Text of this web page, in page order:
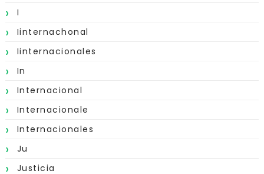
I
Iinternachonal
Iinternacionales
In
Internacional
Internacionale
Internacionales
Ju
Justicia